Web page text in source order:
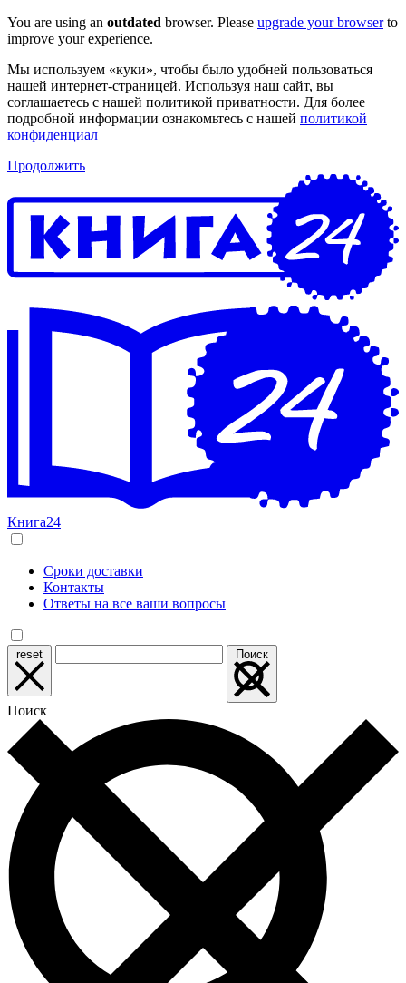
You are using an outdated browser. Please upgrade your browserto
improve your experience.
Мы используем «куки», чтобы было удобней пользоваться
нашей интернет-страницей. Используя наш сайт, вы
соглашаетесь с нашей политикой приватности. Для более
подробной информации ознакомьтесь с нашей политикой
конфиденциал
Продолжить
Книга24
Сроки доставки
Контакты
Ответы на все ваши вопросы
reset Поиск
Поиск